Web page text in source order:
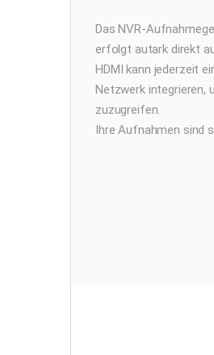
Das NVR-
erfolgt autark direkt
HDMI kann jederzeit
Netzwerk integrieren,
zuzugreifen.
Ihre Aufnahmen sind